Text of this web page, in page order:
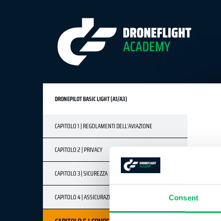
Consent
DRONEPILOT BASIC LIGHT (A1/A3)
CAPITOLO 1 | REGOLAMENTI DELL'AVIAZIONE
CAPITOLO 2 | PRIVACY
CAPITOLO 3 | SICUREZZA
CAPITOLO 4 | ASSICURAZIONE